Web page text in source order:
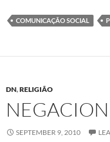
COMUNICAÇÃO SOCIAL
DN,RELIGIÃO
SEPTEMBER 9, 2010